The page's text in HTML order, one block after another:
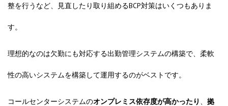
整を行うなど、見直したり取り組めるBCP対策はいくつもありま
す。
理想的なのは欠勤にも対応する出勤管理システムの構築で、柔軟
性の高いシステムを構築して運用するのがベストです。
コールセンターシステムのオンプレミス依存度が高かったり 、 拠